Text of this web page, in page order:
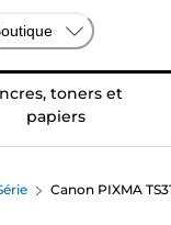
toners et
papiers
Canon PIXMA